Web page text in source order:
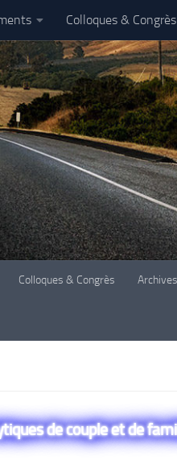
Colloques & Congrès
Colloques & Congrès
de couple et de